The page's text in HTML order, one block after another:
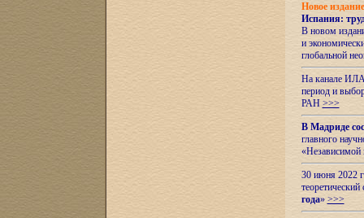
Новое
Испания:
В новом
и
глобальной
На канале
период и
РАН >>>
В Мадриде
главного
«Независимой
30 июня 2022
года» >>>